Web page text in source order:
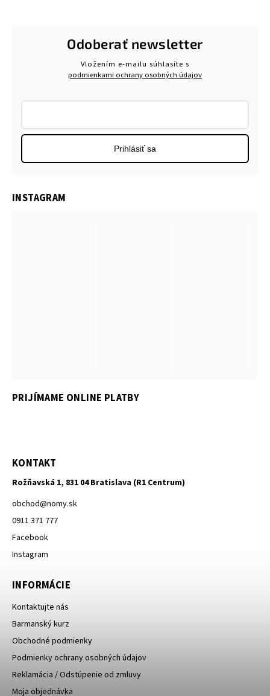
PRIJÍMAME ONLINE PLATBY
KONTAKT
Rožňavská 1, 831 04 Bratislava (R1 Centrum)
obchod@nomy.sk
0911 371 777
Facebook
Instagram
INFORMÁCIE
Kontaktujte nás
Barmanský kurz
Obchodné podmienky
Podmienky ochrany osobných údajov
Reklamácia / Odstúpenie od zmluvy
Moja objednávka
Odoberať newsletter
Vložením e-mailu súhlasíte s
podmienkami ochrany osobných údajov
Prihlásiť sa
INSTAGRAM